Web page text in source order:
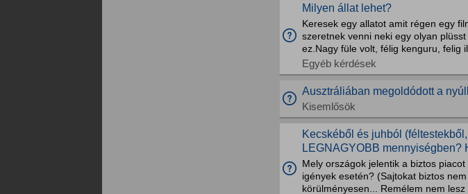
Milyen állat lehet?
Keresek egy allatot amit régen egy
szeretnek venni neki egy olyan
ez.Nagy füle volt, félig kenguru, felig
Egyéb kérdések
Ausztráliában megoldódott a
Kisemlősök
Kecskéből és juhból
LEGNAGYOBB mennyiségben?
Mely országok jelentik a biztos
igények esetén? (Sajtokat biztos
körülményesen... Remélem nem lesz